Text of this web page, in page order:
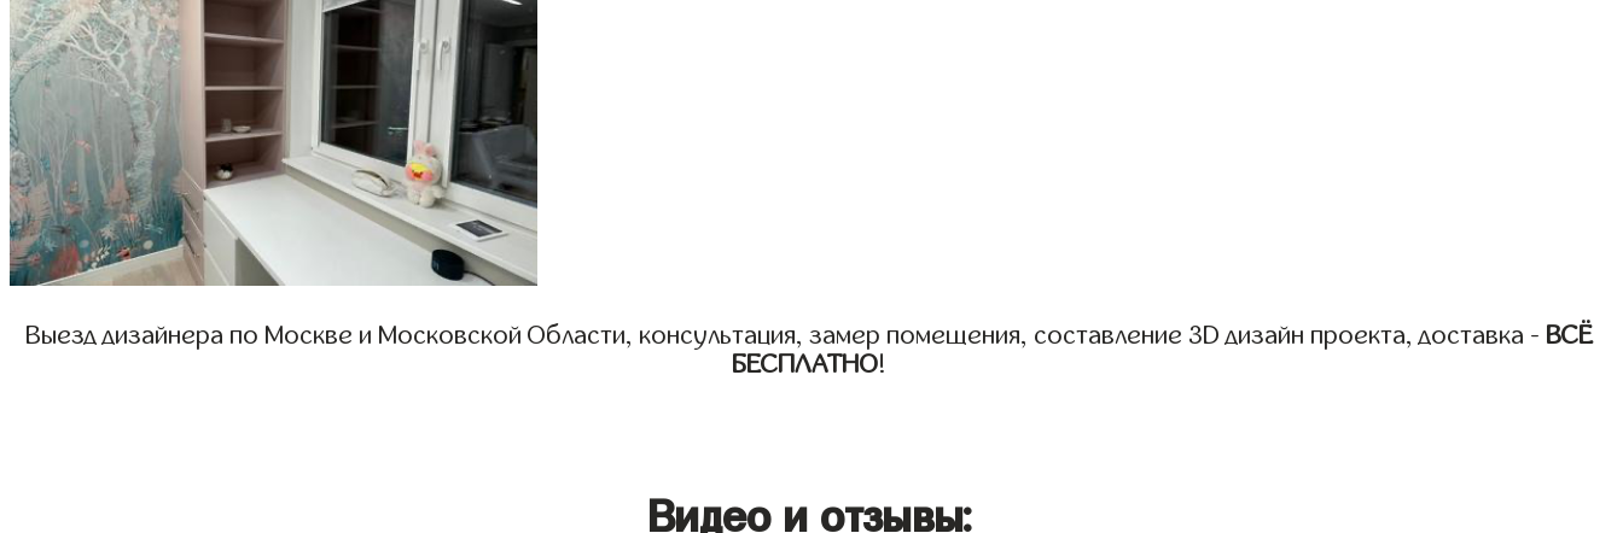
Выезд дизайнера по Москве и Московской Области, консультация, замер помещения, составление 3D дизайн проекта, доставка - ВСЁ
БЕСПЛАТНО!
Видео и отзывы: